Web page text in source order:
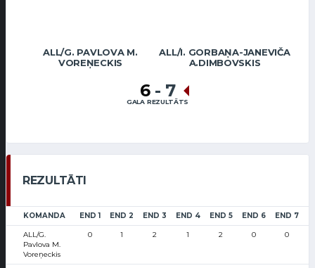
ALL/G. PAVLOVA M.
VOREŅECKIS
ALL/I. GORBAŅA-JANEVIČA
A.DIMBOVSKIS
6 - 7
GALA REZULTĀTS
REZULTĀTI
KOMANDA END 1 END 2 END 3 END 4 END 5 END 6 END 7
ALL/G.
Pavlova M.
Voreņeckis
0 1 2 1 2 0 0